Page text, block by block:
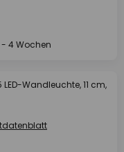
- 4 Wochen
LED-Wandleuchte, 11 cm,